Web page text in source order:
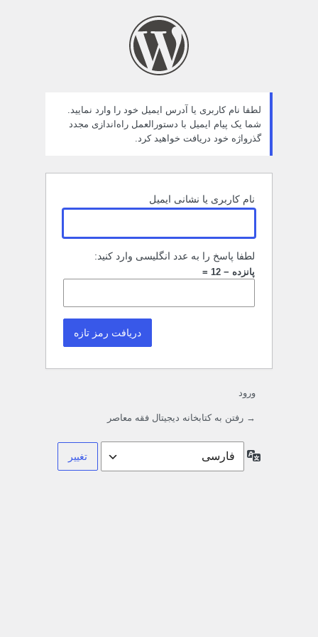
لطفا نام کاربری یا آدرس ایمیل خود را وارد نمایید.
شما یک پیام ایمیل با دستورالعمل راه‌اندازی مجدد
گذرواژه خود دریافت خواهید کرد.
نام کاربری یا نشانی ایمیل
لطفا پاسخ را به عدد انگلیسی وارد کنید:
پانزده − 12 =
ورود
→ رفتن به کتابخانه دیجیتال فقه معاصر
زبان